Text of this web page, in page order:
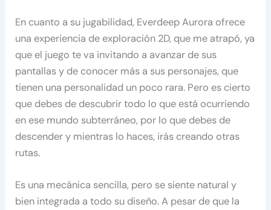
En cuanto a su jugabilidad, Everdeep Aurora ofrece
una experiencia de exploración 2D, que me atrapó, ya
que el juego te va invitando a avanzar de sus
pantallas y de conocer más a sus personajes, que
tienen una personalidad un poco rara. Pero es cierto
que debes de descubrir todo lo que está ocurriendo
en ese mundo subterráneo, por lo que debes de
descender y mientras lo haces, irás creando otras
rutas.
Es una mecánica sencilla, pero se siente natural y
bien integrada a todo su diseño. A pesar de que la